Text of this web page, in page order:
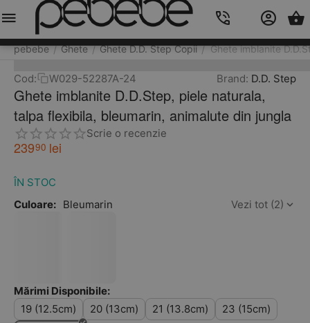
pebebe / Ghete / Ghete D.D. Step Copii / Ghete imblanite
Cod: W029-52287A-24 Brand: D.D. Step
Ghete imblanite D.D.Step, piele naturala,
talpa flexibila, bleumarin, animalute din jungla
Scrie o recenzie
23990 lei
ÎN STOC
Culoare: Bleumarin Vezi tot (2)
Mărimi Disponibile:
19 (12.5cm)
20 (13cm) 21 (13.8cm)
23 (15cm)
Meniu Caută Cos